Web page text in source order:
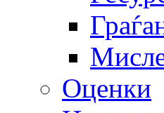
Оценки